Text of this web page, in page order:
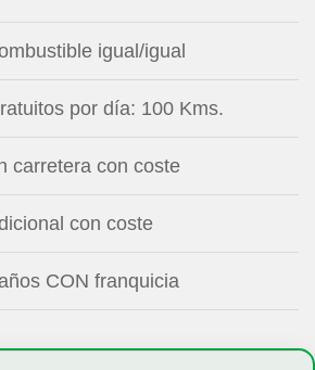
igual/igual
por día: 100 Kms.
carretera con coste
con coste
CON franquicia